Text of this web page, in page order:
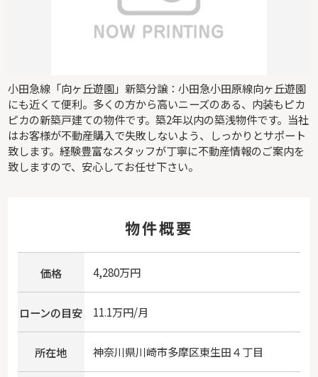
小田急線「向ヶ丘遊園」新築分譲：小田急小田原線向ヶ丘遊園
にも近くて便利。多くの方から高いニーズのある、内装もピカ
ピカの新築戸建ての物件です。築2年以内の築浅物件です。当社
はお客様が不動産購入で失敗しないよう、しっかりとサポート
致します。経験豊富なスタッフが丁寧に不動産情報のご案内を
致しますので、安心してお任せ下さい。
物件概要
価格 4,280万円
ローンの目安 11.1万円/月
所在地 神奈川県川崎市多摩区東生田４丁目